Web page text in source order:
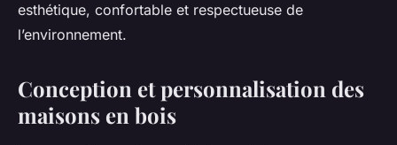
esthétique, confortable et respectueuse de
l’environnement.
Conception et personnalisation des
maisons en bois